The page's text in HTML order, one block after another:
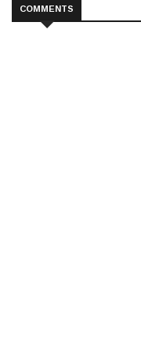
COMMENTS